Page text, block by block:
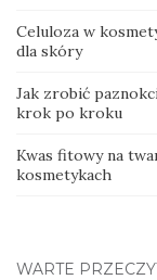
Celuloza w
dla skóry
Jak zrobić
krok po kroku
Kwas fitowy na
kosmetykach
WARTE